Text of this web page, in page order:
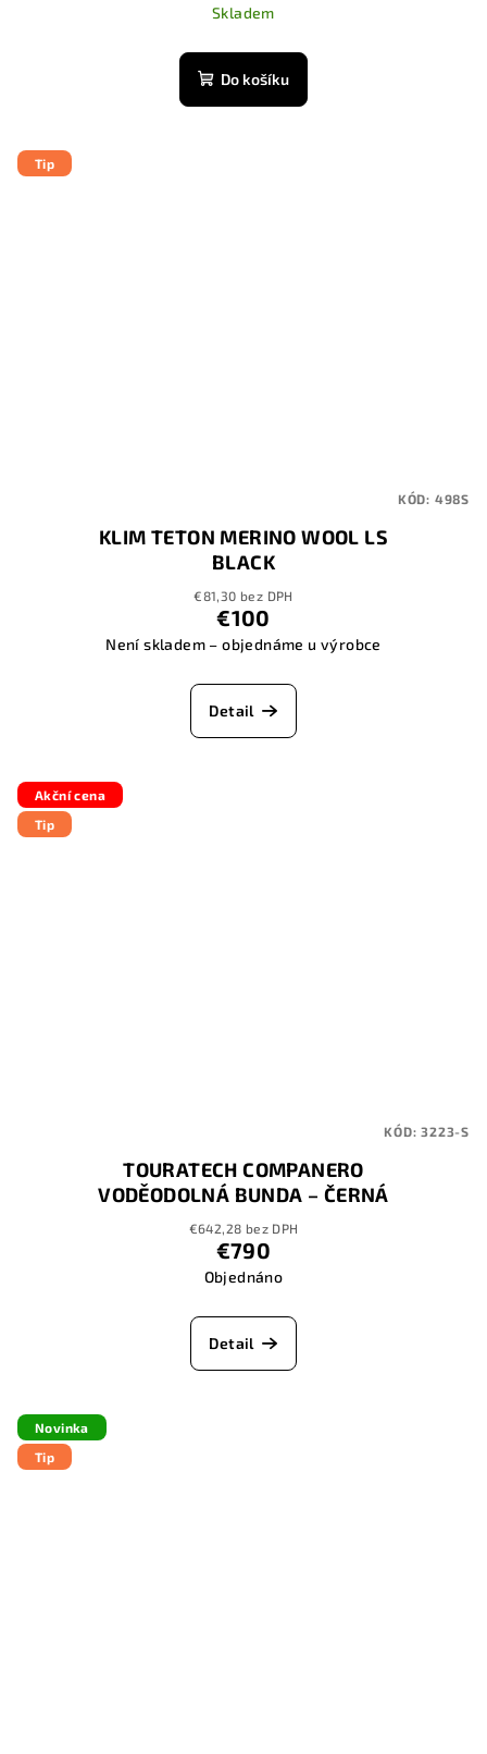
Skladem
Do košíku
Tip
KLIM TETON MERINO WOOL LS
BLACK
€81,30 bez DPH
€100
Není skladem – objednáme u výrobce
Detail
KÓD: 498S
Akční cena
Tip
TOURATECH COMPANERO
VODĚODOLNÁ BUNDA – ČERNÁ
€642,28 bez DPH
€790
Objednáno
Detail
KÓD:3223-S
Novinka
Tip